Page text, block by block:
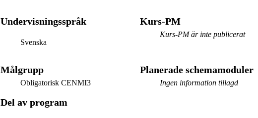
Undervisningsspråk
Svenska
Kurs-PM
Kurs-PM är inte publicerat
Målgrupp
Obligatorisk CENMI3
Planerade schemamoduler
Ingen information tillagd
Del av program